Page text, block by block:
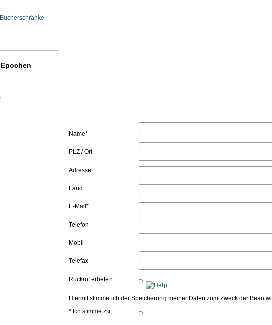
Name*
PLZ / Ort
Adresse
Land
E-Mail*
Telefon
Mobil
Telefax
Rückruf erbeten
Hiermit stimme ich der Speicherung meiner Daten zum Zweck der
* Ich stimme zu: